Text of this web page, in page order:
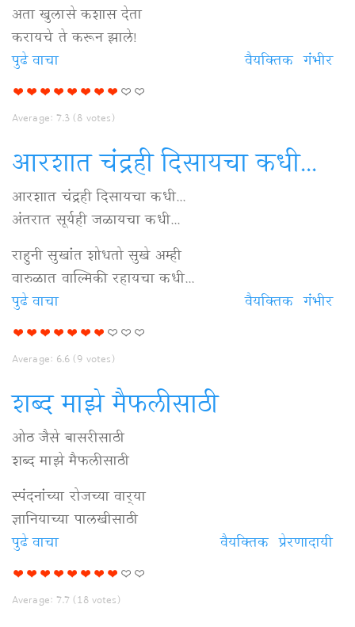
अता खुलासे कशास देता
करायचे ते करून झाले!
गंभीर
वैयक्‍तिक
पुढे वाचासुचायचे
ते
सुचून
विषयी
Average: 7.3 (8 votes)
आरशात चंद्रही दिसायचा कधी...
आरशात चंद्रही दिसायचा कधी...
अंतरात सूर्यही जळायचा कधी...
राहुनी सुखांत शोधतो सुखे अम्ही
वारुळात वाल्मिकी रहायचा कधी...
गंभीर
वैयक्‍तिक
पुढे वाचाआरशात
चंद्रही
दिसायचा
विषयी
Average: 6.6 (9 votes)
शब्द माझे मैफलीसाठी
ओठ जैसे बासरीसाठी
शब्द माझे मैफलीसाठी
स्पंदनांच्या रोजच्या वार्‍या
ज्ञानियाच्या पालखीसाठी
प्रेरणादायी
वैयक्‍तिक
पुढे वाचाशब्द
माझे
मैफलीसाठी
Average: 7.7 (18votes)